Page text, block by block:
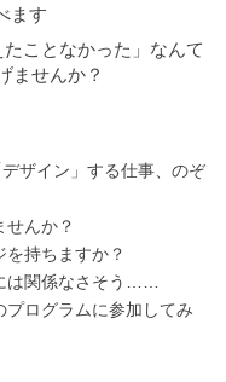
ます
ことなかった」なんて
ませんか？
デザイン」する仕事、のぞ
せんか？
を持ちますか？
は関係なさそう……
プログラムに参加してみ